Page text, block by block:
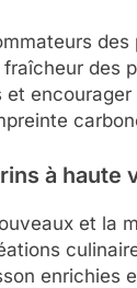
des
et encourager
à haute
et la
enrichies